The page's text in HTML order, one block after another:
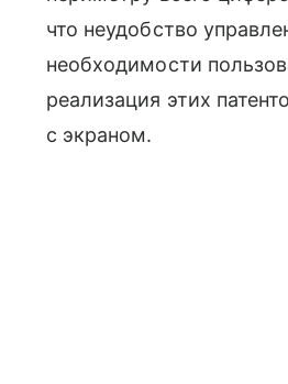
что неудобство
необходимости
реализация этих
с экраном.